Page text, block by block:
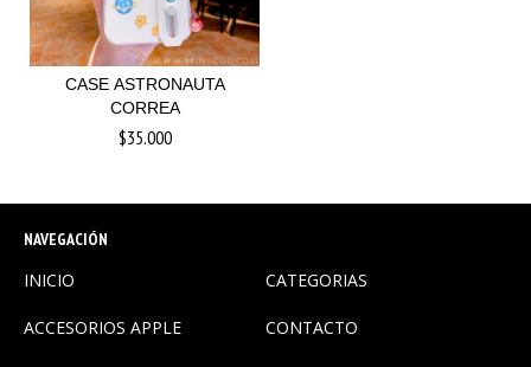
CASE ASTRONAUTA
CORREA
$35.000
NAVEGACIÓN
INICIO CATEGORIAS
ACCESORIOS APPLE CONTACTO